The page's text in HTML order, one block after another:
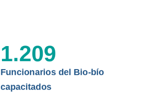
Funcionarios del Bio-bío
capacitados
1.209